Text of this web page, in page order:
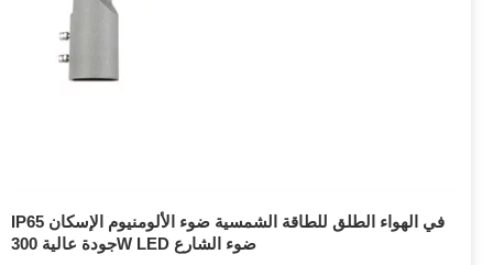
IP65 في الهواء الطلق للطاقة الشمسية ضوء الألومنيوم الإسكان
جودة عالية 300W LED ضوء الشارع